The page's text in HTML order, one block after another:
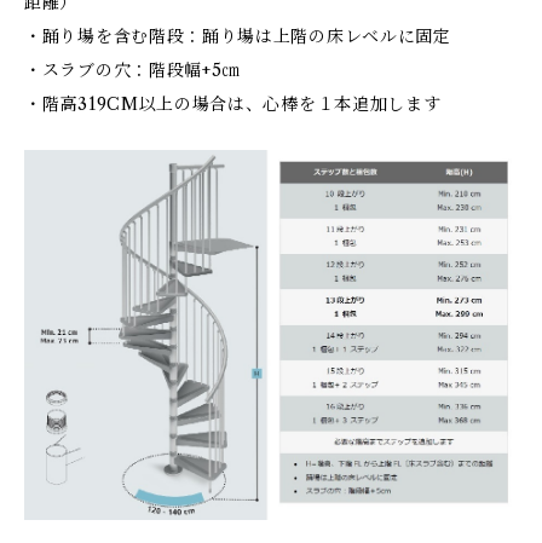
・踊り場を含む階段：踊り場は上階の床レベルに固定
・スラブの穴：階段幅+5㎝
・階高319CM以上の場合は、心棒を１本追加します